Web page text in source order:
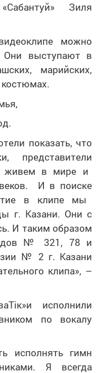
Зиля
идеоклипе можно
Они выступают в
марийских,
показать, что
представители
живем в мире и
И в поиске
в клипе мы
г. Казани. Они с
И таким образом
№ 321, 78 и
зии № 2 г. Казани
клипа», –
и исполнили
по вокалу
исполнять гимн
Я всегда